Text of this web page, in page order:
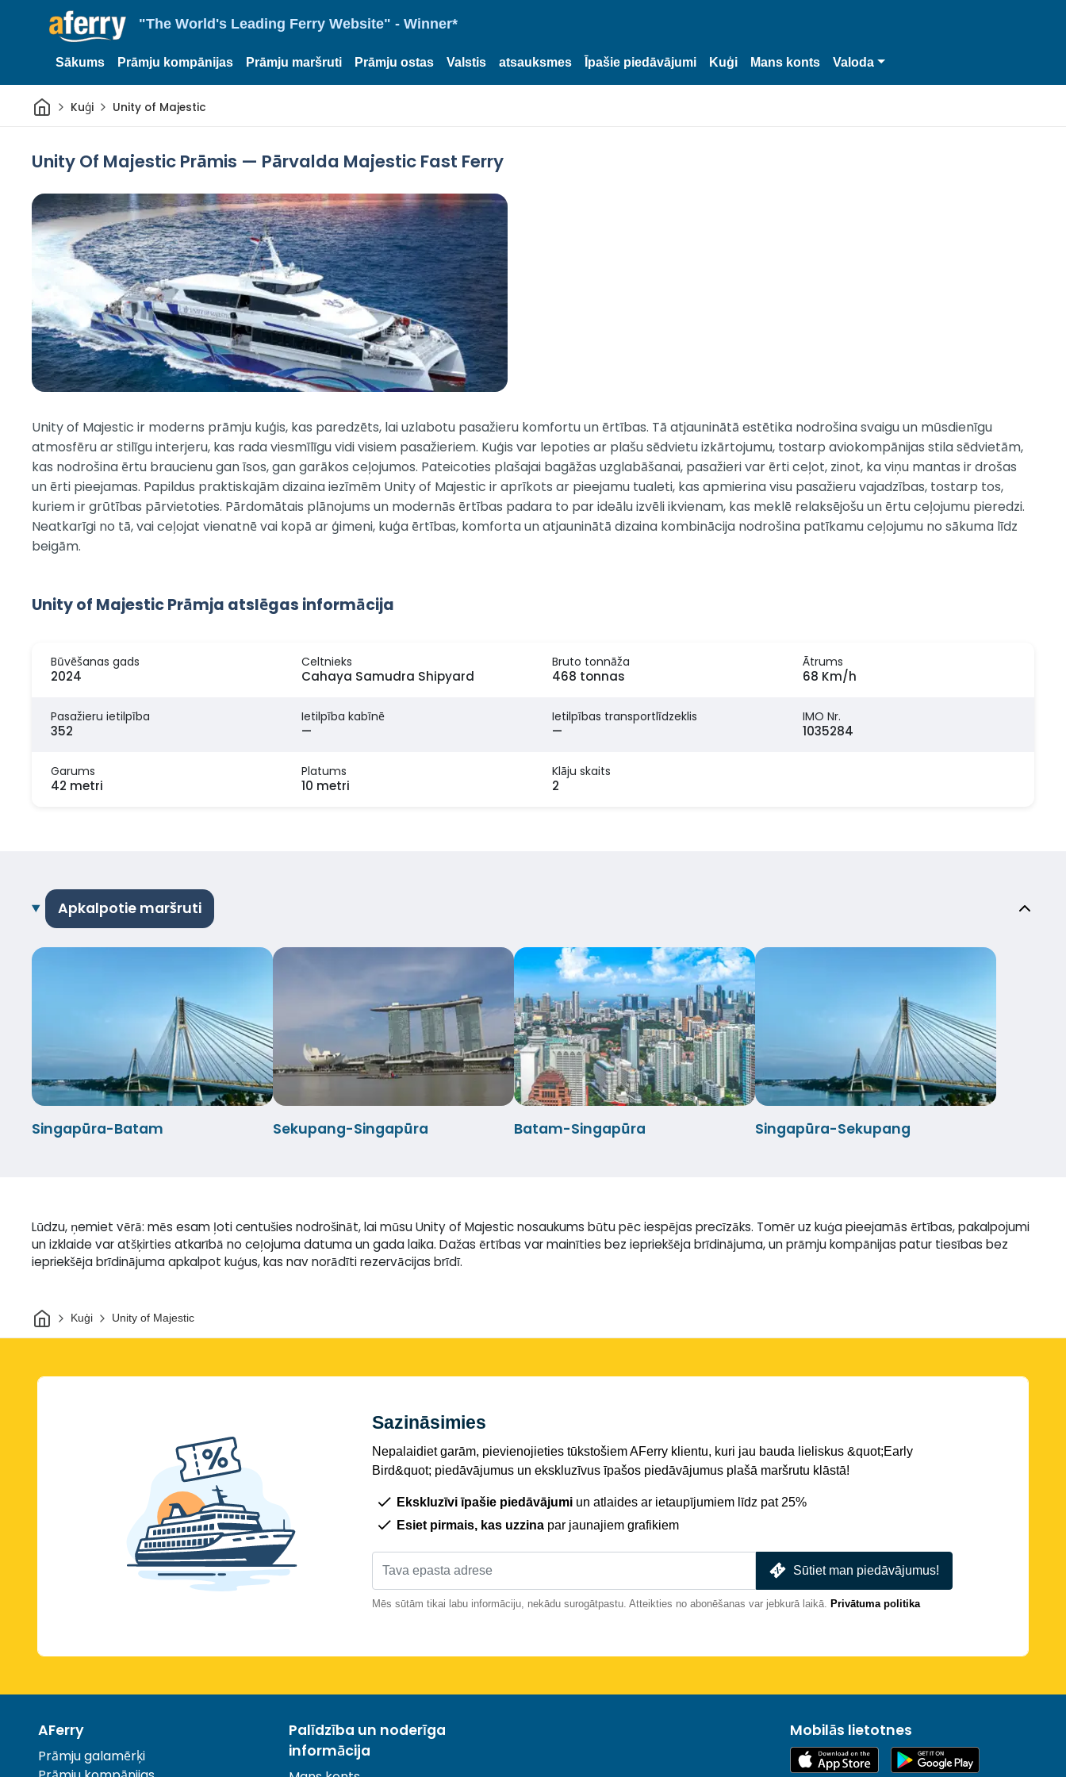
"The World's Leading Ferry Website" - Winner*
Sākums Prāmju kompānijas Prāmju maršruti Prāmju ostas Valstis atsauksmes Īpašie piedāvājumi Kuģi Mans konts Valoda
Sākums
Kuģi Unity of Majestic
Unity Of Majestic Prāmis — Pārvalda Majestic Fast Ferry
Unity of Majestic ir moderns prāmju kuģis, kas paredzēts, lai uzlabotu pasažieru komfortu un ērtības. Tā atjauninātā estētika nodrošina svaigu un mūsdienīgu
atmosfēru ar stilīgu interjeru, kas rada viesmīlīgu vidi visiem pasažieriem. Kuģis var lepoties ar plašu sēdvietu izkārtojumu, tostarp aviokompānijas stila sēdvietām,
kas nodrošina ērtu braucienu gan īsos, gan garākos ceļojumos. Pateicoties plašajai bagāžas uzglabāšanai, pasažieri var ērti ceļot, zinot, ka viņu mantas ir drošas
un ērti pieejamas. Papildus praktiskajām dizaina iezīmēm Unity of Majestic ir aprīkots ar pieejamu tualeti, kas apmierina visu pasažieru vajadzības, tostarp tos,
kuriem ir grūtības pārvietoties. Pārdomātais plānojums un modernās ērtības padara to par ideālu izvēli ikvienam, kas meklē relaksējošu un ērtu ceļojumu pieredzi.
Neatkarīgi no tā, vai ceļojat vienatnē vai kopā ar ģimeni, kuģa ērtības, komforta un atjauninātā dizaina kombinācija nodrošina patīkamu ceļojumu no sākuma līdz
beigām.
Unity of Majestic Prāmja atslēgas informācija
Būvēšanas gads
2024
Celtnieks
Cahaya Samudra Shipyard
Bruto tonnāža
468 tonnas
Ātrums
68 Km/h
Pasažieru ietilpība
352
Ietilpība kabīnē
—
Ietilpības transportlīdzeklis
—
IMO Nr.
1035284
Garums
42 metri
Platums
10 metri
Klāju skaits
2
Apkalpotie maršruti
Singapūra-Batam Sekupang-Singapūra Batam-Singapūra Singapūra-Sekupang
Lūdzu, ņemiet vērā: mēs esam ļoti centušies nodrošināt, lai mūsu Unity of Majestic nosaukums būtu pēc iespējas precīzāks. Tomēr uz kuģa pieejamās ērtības, pakalpojumi
un izklaide var atšķirties atkarībā no ceļojuma datuma un gada laika. Dažas ērtības var mainīties bez iepriekšēja brīdinājuma, un prāmju kompānijas patur tiesības bez
iepriekšēja brīdinājuma apkalpot kuģus, kas nav norādīti rezervācijas brīdī.
Sākums
Kuģi Unity of Majestic
Sazināsimies
Nepalaidiet garām, pievienojieties tūkstošiem AFerry klientu, kuri jau bauda lieliskus &quot;Early
Bird&quot; piedāvājumus un ekskluzīvus īpašos piedāvājumus plašā maršrutu klāstā!
Ekskluzīvi īpašie piedāvājumi un atlaides ar ietaupījumiem līdz pat 25%
Esiet pirmais, kas uzzina par jaunajiem grafikiem
Sūtiet man piedāvājumus!
Mēs sūtām tikai labu informāciju, nekādu surogātpastu. Atteikties no abonēšanas var jebkurā laikā. Privātuma politika
AFerry
Prāmju galamērķi
Palīdzība un noderīga
informācija
Mobilās lietotnes